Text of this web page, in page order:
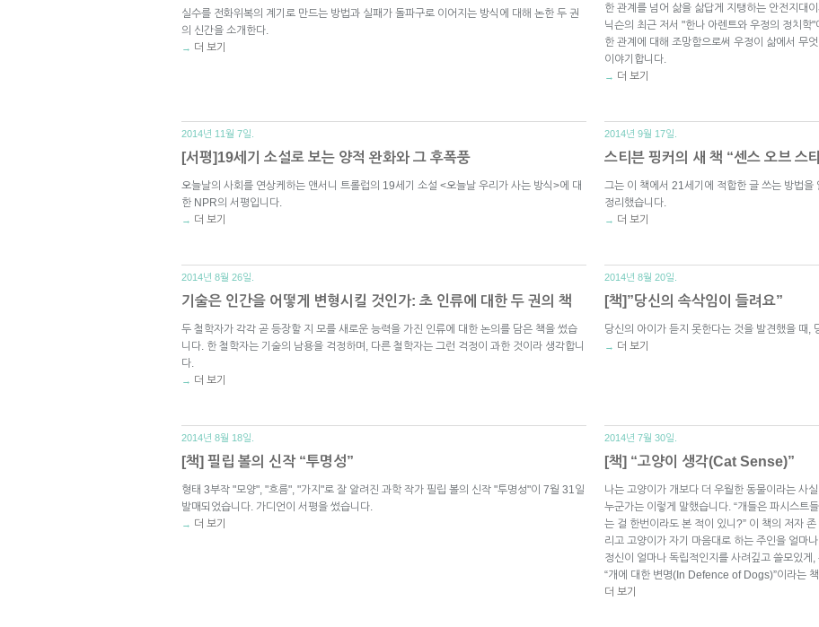
실수를 전화위복의 계기로 만드는 방법과 실패가 돌파구로 이어지는 방식에 대해 논한 두 권
의 신간을 소개한다.
→ 더 보기
한 관계를 넘어 삶을 삶답게 지탱하는 안전지대
닉슨의 최근 저서 "한나 아렌트와 우정의 정치학
한 관계에 대해 조망함으로써 우정이 삶에서 무
이야기합니다.
→ 더 보기
2014년 11월 7일.
[서평]19세기 소설로 보는 양적 완화와 그 후폭풍
오늘날의 사회를 연상케하는 앤서니 트롤럽의 19세기 소설 <오늘날 우리가 사는 방식>에 대
한 NPR의 서평입니다.
→ 더 보기
2014년 9월 17일.
스티븐 핑커의 새 책 “센스 오브
그는 이 책에서 21세기에 적합한 글 쓰는 방법
정리했습니다.
→ 더 보기
2014년 8월 26일.
기술은 인간을 어떻게 변형시킬 것인가: 초 인류에 대한 두 권의 책
두 철학자가 각각 곧 등장할 지 모를 새로운 능력을 가진 인류에 대한 논의를 담은 책을 썼습
니다. 한 철학자는 기술의 남용을 걱정하며, 다른 철학자는 그런 걱정이 과한 것이라 생각합니
다.
→ 더 보기
2014년 8월 20일.
[책]”당신의 속삭임이 들려요”
당신의 아이가 듣지 못한다는 것을 발견했을 때,
→ 더 보기
2014년 8월 18일.
[책] 필립 볼의 신작 “투명성”
형태 3부작 "모양", "흐름", "가지"로 잘 알려진 과학 작가 필립 볼의 신작 "투명성"이 7월 31일
발매되었습니다. 가디언이 서평을 썼습니다.
→ 더 보기
2014년 7월 30일.
[책] “고양이 생각(Cat Sense)”
나는 고양이가 개보다 더 우월한 동물이라는 사
누군가는 이렇게 말했습니다. “개들은 파시스
는 걸 한번이라도 본 적이 있니?” 이 책의 저자
리고 고양이가 자기 마음대로 하는 주인을 얼마
정신이 얼마나 독립적인지를 사려깊고 쓸모있
“개에 대한 변명(In Defence of Dogs)”이라는
더 보기